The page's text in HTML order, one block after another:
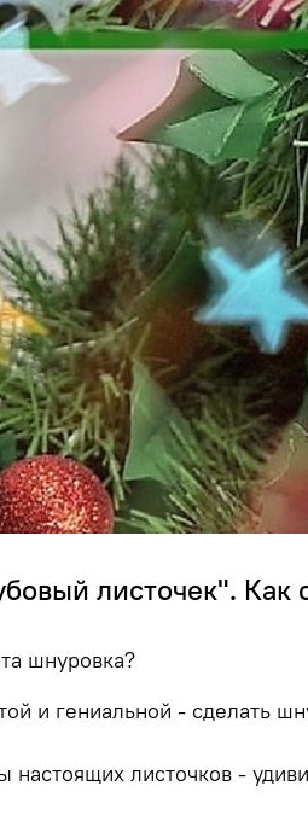
листочек". Как
шнуровка?
и гениальной - сделать
листочков -